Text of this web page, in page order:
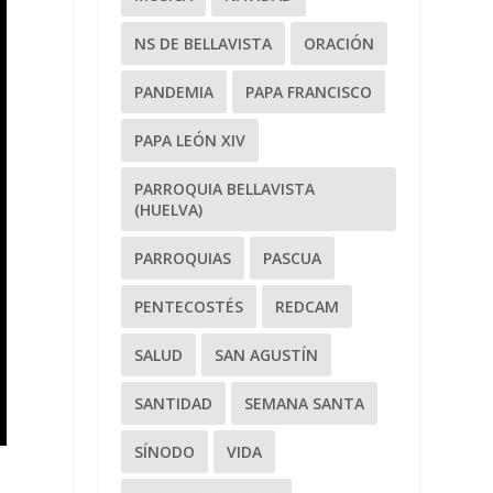
NS DE BELLAVISTA ORACIÓN
PANDEMIA PAPA FRANCISCO
PAPA LEÓN XIV
PARROQUIA BELLAVISTA
(HUELVA)
PARROQUIAS PASCUA
PENTECOSTÉS REDCAM
SALUD SAN AGUSTÍN
SANTIDAD SEMANA SANTA
SÍNODO VIDA